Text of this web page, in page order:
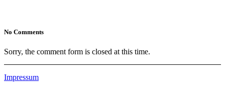
No Comments
Sorry, the comment form is closed at this time.
Impressum